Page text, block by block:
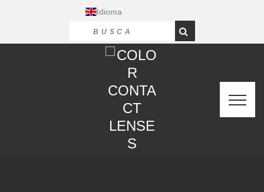
Idioma